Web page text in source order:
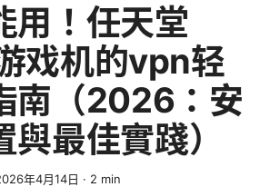
用！任天堂
戏机的vpn轻
南（2026：安
最佳實踐）
年4月14日 · 2 min